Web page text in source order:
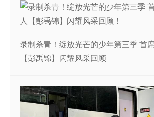
录制杀青！绽放光芒的少年第三季 首
【彭禹锦】闪耀风采回顾！